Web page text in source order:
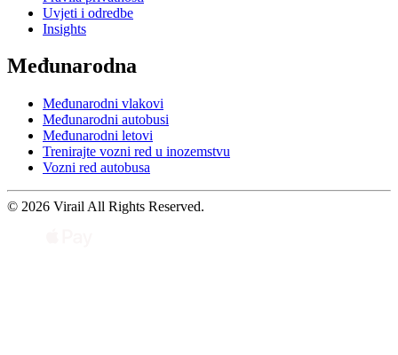
Uvjeti i odredbe
Insights
Međunarodna
Međunarodni vlakovi
Međunarodni autobusi
Međunarodni letovi
Trenirajte vozni red u inozemstvu
Vozni red autobusa
© 2026 Virail All Rights Reserved.